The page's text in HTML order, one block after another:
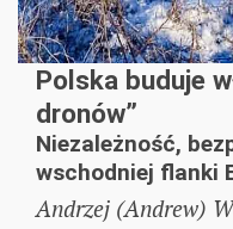
Polska buduje
dronów”
Niezależność,
wschodniej flanki
Andrzej (Andrew)